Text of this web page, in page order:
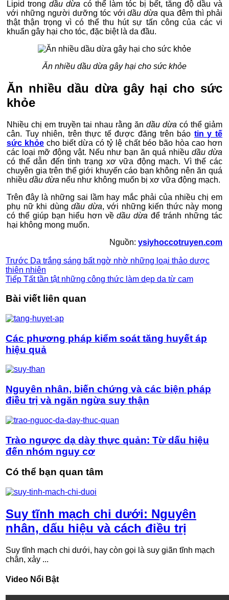
Lipid trong dầu dừa có thể làm tóc bị bết, tăng độ dầu và
với những người dưỡng tóc vớidầu dừa qua đêm thì phải
thật thận trọng vì có thể thu hút sự tấn công của các vi
khuẩn gây hại cho tóc, đặc biệt là da đầu.
Ăn nhiều dầu dừa gây hại cho sức khỏe
Ăn nhiều dầu dừa gây hại cho sức
khỏe
Nhiều chị em truyền tai nhau rằng ăn dầu dừa có thể giảm
cân. Tuy nhiên, trên thực tế được đăng trên báo tin y tế
sức khỏe cho biết dừa có tỷ lệ chất béo bão hòa cao hơn
các loại mỡ động vật. Nếu như bạn ăn quá nhiều dầu dừa
có thể dẫn đến tình trạng xơ vữa động mạch. Vì thế các
chuyên gia trên thế giới khuyến cáo bạn không nên ăn quá
nhiều dầu dừa nếu như không muốn bị xơ vữa động mạch.
Trên đây là những sai lầm hay mắc phải của nhiều chị em
phụ nữ khi dùngdầu dừa, với những kiến thức này mong
có thể giúp bạn hiểu hơn vềdầu dừa để tránh những tác
hại không mong muốn.
Nguồn: ysiyhoccotruyen.com
Trước Da trắng sáng bất ngờ nhờ những loại thảo dược
thiên nhiên
Tiếp Tất tần tật những công thức làm dẹp da từ cam
Bài viết liên quan
Các phương pháp kiểm soát tăng huyết áp
hiệu quả
Nguyên nhân, biến chứng và các biện pháp
điều trị và ngăn ngừa suy thận
Trào ngược dạ dày thực quản: Từ dấu hiệu
đến nhóm nguy cơ
Có thể bạn quan tâm
Suy tĩnh mạch chi dưới: Nguyên
nhân, dấu hiệu và cách điều trị
Suy tĩnh mạch chi dưới, hay còn gọi là suy giãn tĩnh mạch
chân, xảy ...
Video Nổi Bật